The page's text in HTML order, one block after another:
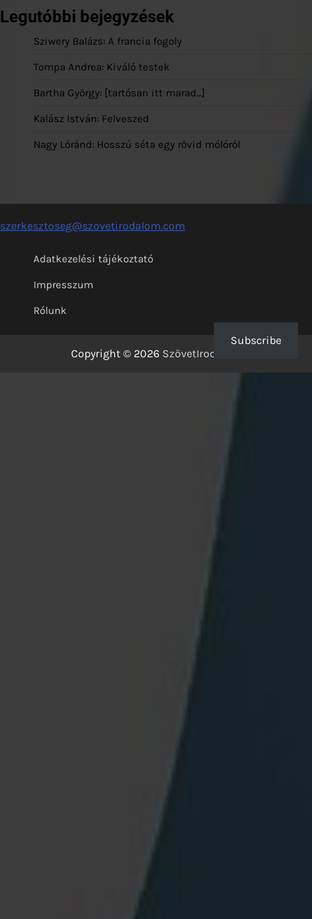
Legutóbbi bejegyzések
Sziwery Balázs: A francia fogoly
Tompa Andrea: Kiváló testek
Bartha György: [tartósan itt marad…]
Kalász István: Felveszed
Nagy Lóránd: Hosszú séta egy rövid mólóról
szerkesztoseg@szovetirodalom.com
Adatkezelési tájékoztató
Impresszum
Rólunk
Copyright © 2026 SzövetIrodalom
Subscribe